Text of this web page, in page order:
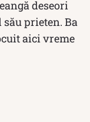
deseori
prieten. Ba
aici vreme